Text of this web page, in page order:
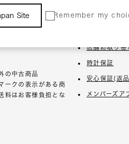
Site Remember my
の中古商品
ークの表示がある商
料はお客様負担とな
サービス
店舗お取り寄
時計保証
安心保証(返
メンバーズア